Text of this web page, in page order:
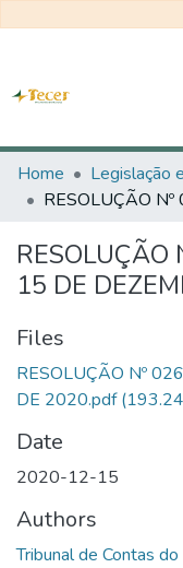
Home
All of DSpace
Statistics
Statistics
About TECER
Home Legislação
RESOLUÇÃO
15 DE
Files
RESOLUÇÃO Nº
DE 2020.pdf
Date
2020-12-15
Authors
Tribunal de Contas